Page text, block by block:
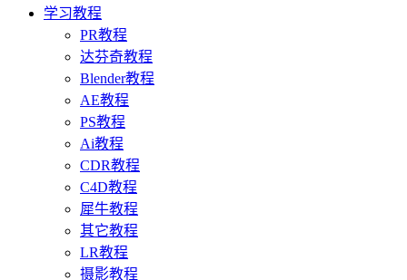
学习教程
PR教程
达芬奇教程
Blender教程
AE教程
PS教程
Ai教程
CDR教程
C4D教程
犀牛教程
其它教程
LR教程
摄影教程